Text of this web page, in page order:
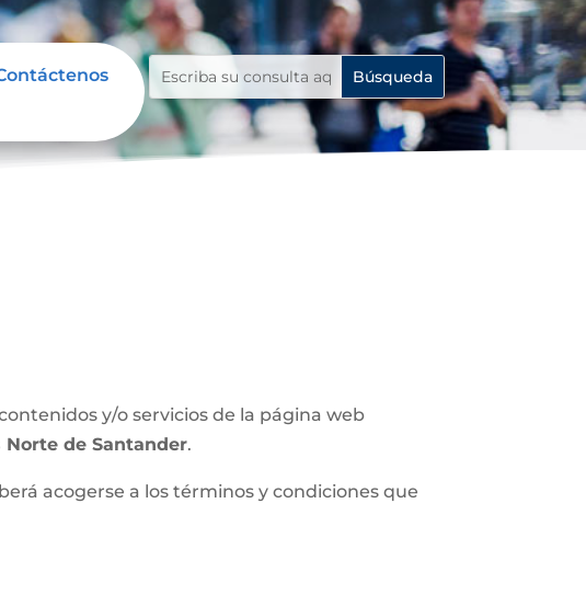
y/o servicios de la página web
Norte de Santander.
acogerse a los términos y condiciones que